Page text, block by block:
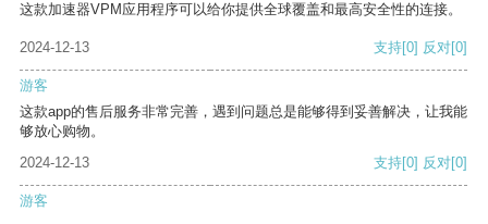
这款加速器VPM应用程序可以给你提供全球覆盖和最高安全性的连接。
2024-12-13 支持[0] 反对[0]
游客
这款app的售后服务非常完善，遇到问题总是能够得到妥善解决，让我能
够放心购物。
2024-12-13
支持[0] 反对[0]
游客